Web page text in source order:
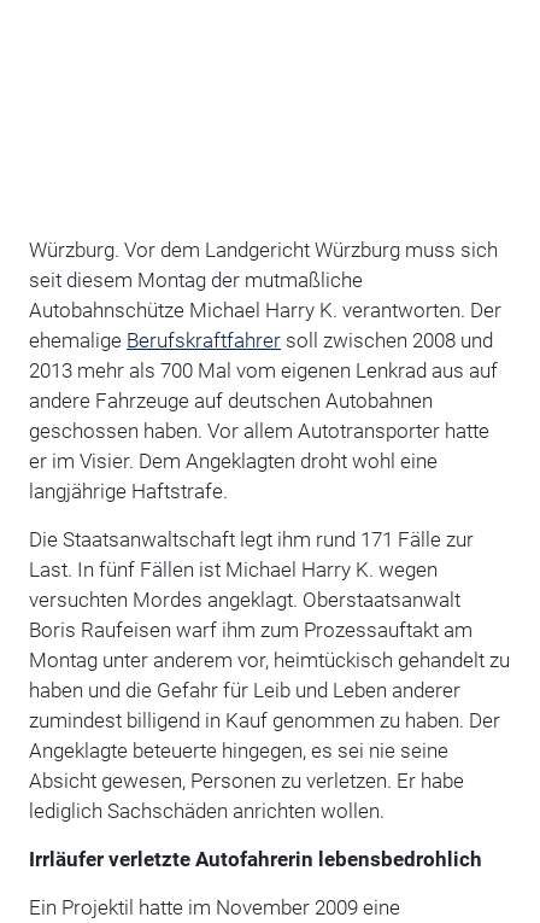
Würzburg. Vor dem Landgericht Würzburg muss sich
seit diesem Montag der mutmaßliche
Autobahnschütze Michael Harry K. verantworten. Der
ehemalige Berufskraftfahrersoll zwischen 2008 und
2013 mehr als 700 Mal vom eigenen Lenkrad aus auf
andere Fahrzeuge auf deutschen Autobahnen
geschossen haben. Vor allem Autotransporter hatte
er im Visier. Dem Angeklagten droht wohl eine
langjährige Haftstrafe.
Die Staatsanwaltschaft legt ihm rund 171 Fälle zur
Last. In fünf Fällen ist Michael Harry K. wegen
versuchten Mordes angeklagt. Oberstaatsanwalt
Boris Raufeisen warf ihm zum Prozessauftakt am
Montag unter anderem vor, heimtückisch gehandelt zu
haben und die Gefahr für Leib und Leben anderer
zumindest billigend in Kauf genommen zu haben. Der
Angeklagte beteuerte hingegen, es sei nie seine
Absicht gewesen, Personen zu verletzen. Er habe
lediglich Sachschäden anrichten wollen.
Irrläufer verletzte Autofahrerin lebensbedrohlich
Ein Projektil hatte im November 2009 eine